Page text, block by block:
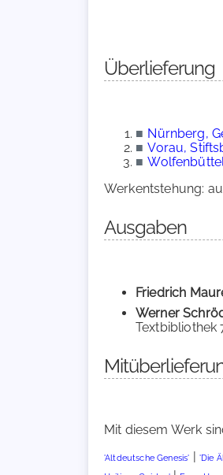
Überlieferung
■ Nürnberg,
■ Vorau,
■
Werkentstehung:
Ausgaben
Friedrich
Werner
Textbibliothek
Mit diesem Werk
'Altdeutsche Genesis' | 'Die